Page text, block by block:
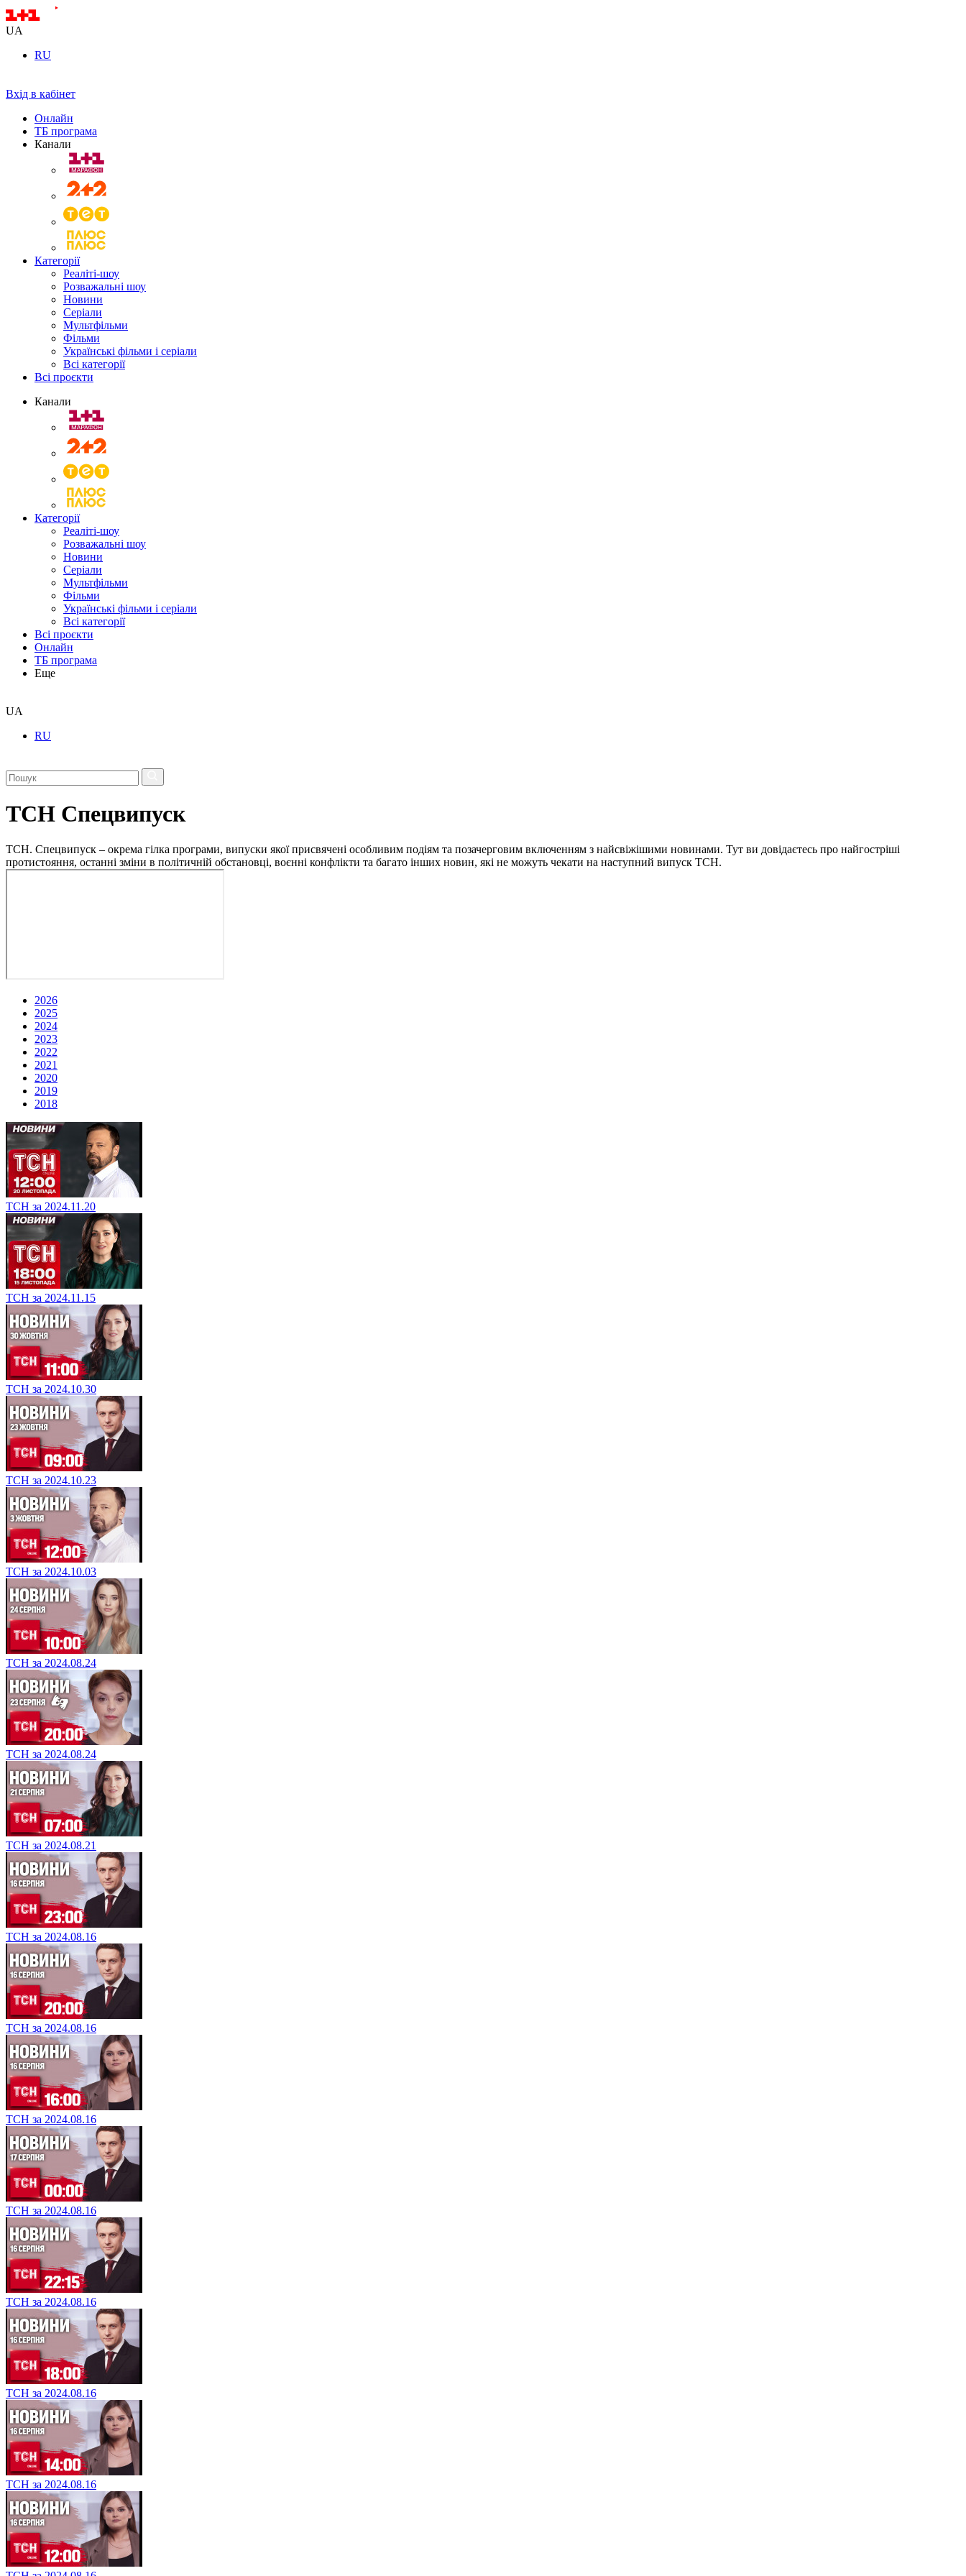
UA
RU
Вхід в кабінет
Онлайн
ТБ програма
Канали
Категорії
Реаліті-шоу
Розважальні шоу
Новини
Серіали
Мультфільми
Фільми
Українські фільми і серіали
Всі категорії
Всі проєкти
Канали
Категорії
Реаліті-шоу
Розважальні шоу
Новини
Серіали
Мультфільми
Фільми
Українські фільми і серіали
Всі категорії
Всі проєкти
Онлайн
ТБ програма
Еще
UA
RU
ТСН Спецвипуск
ТСН. Спецвипуск – окрема гілка програми, випуски якої присвячені особливим подіям та позачерговим включенням з найсвіжішими новинами. Тут ви довідаєтесь про найгостріші
протистояння, останні зміни в політичній обстановці, воєнні конфлікти та багато інших новин, які не можуть чекати на наступний випуск ТСН.
2026
2025
2024
2023
2022
2021
2020
2019
2018
ТСН за 2024.11.20
ТСН за 2024.11.15
ТСН за 2024.10.30
ТСН за 2024.10.23
ТСН за 2024.10.03
ТСН за 2024.08.24
ТСН за 2024.08.24
ТСН за 2024.08.21
ТСН за 2024.08.16
ТСН за 2024.08.16
ТСН за 2024.08.16
ТСН за 2024.08.16
ТСН за 2024.08.16
ТСН за 2024.08.16
ТСН за 2024.08.16